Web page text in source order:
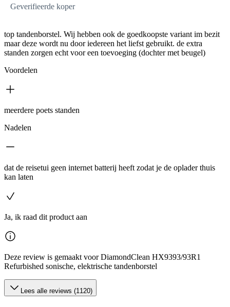
Geverifieerde koper
top tandenborstel. Wij hebben ook de goedkoopste variant im bezit
maar deze wordt nu door iedereen het liefst gebruikt. de extra
standen zorgen echt voor een toevoeging (dochter met beugel)
Voordelen
meerdere poets standen
Nadelen
dat de reisetui geen internet batterij heeft zodat je de oplader thuis
kan laten
Ja, ik raad dit product aan
Deze review is gemaakt voor DiamondClean HX9393/93R1
Refurbished sonische, elektrische tandenborstel
Lees alle reviews (1120)